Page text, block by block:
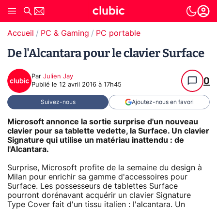
Accueil PC & Gaming PC portable
De l'Alcantara pour le clavier Surface
Par Julien Jay
Publié le 12 avril 2016 à 17h45 0
Suivez-nous Ajoutez-nous en favori
Microsoft annonce la sortie surprise d'un nouveau
clavier pour sa tablette vedette, la Surface. Un clavier
Signature qui utilise un matériau inattendu : de
l'Alcantara.
Surprise, Microsoft profite de la semaine du design à
Milan pour enrichir sa gamme d'accessoires pour
Surface. Les possesseurs de tablettes Surface
pourront dorénavant acquérir un clavier Signature
Type Cover fait d'un tissu italien : l'alcantara. Un